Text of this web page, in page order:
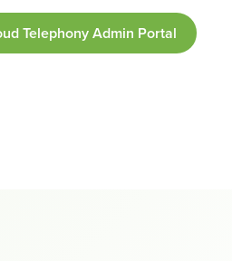
Telephony Admin Portal